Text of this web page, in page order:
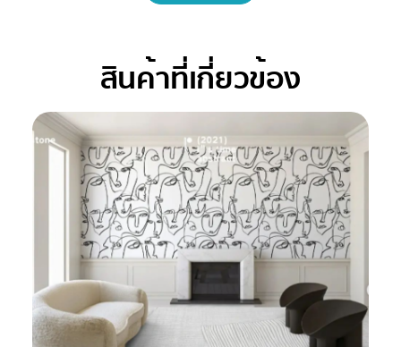
สินค้าที่เกี่ยวข้อง